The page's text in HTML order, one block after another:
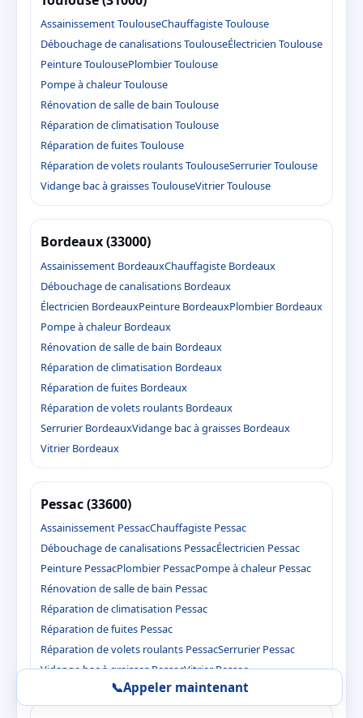
Assainissement ToulouseChauffagiste Toulouse
Débouchage de canalisations ToulouseÉlectricien Toulouse
Peinture ToulousePlombier Toulouse
Pompe à chaleur Toulouse
Rénovation de salle de bain Toulouse
Réparation de climatisation Toulouse
Réparation de fuites Toulouse
Réparation de volets roulants ToulouseSerrurier Toulouse
Vidange bac à graisses ToulouseVitrier Toulouse
Bordeaux (33000)
Assainissement BordeauxChauffagiste Bordeaux
Débouchage de canalisations Bordeaux
Électricien BordeauxPeinture BordeauxPlombier Bordeaux
Pompe à chaleur Bordeaux
Rénovation de salle de bain Bordeaux
Réparation de climatisation Bordeaux
Réparation de fuites Bordeaux
Réparation de volets roulants Bordeaux
Serrurier BordeauxVidange bac à graisses Bordeaux
Vitrier Bordeaux
Pessac (33600)
Assainissement PessacChauffagiste Pessac
Débouchage de canalisations PessacÉlectricien Pessac
Peinture PessacPlombier PessacPompe à chaleur Pessac
Rénovation de salle de bain Pessac
Réparation de climatisation Pessac
Réparation de fuites Pessac
Réparation de volets roulants PessacSerrurier Pessac
Vidange bac à graisses PessacVitrier Pessac
📞Appeler maintenant